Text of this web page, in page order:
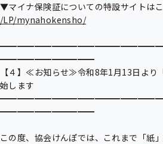
/LP/mynahokensho/
━━━━━━━━━━━
【４】≪お知らせ≫令和8年1月13日より
始します
━━━━━━━━━━━
この度、協会けんぽでは、これまで「紙